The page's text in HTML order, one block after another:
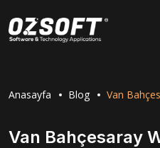
Anasayfa Blog Van
Van Bahçesaray